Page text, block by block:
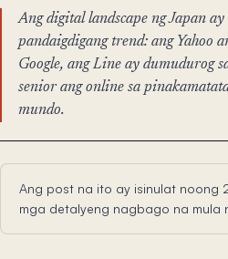
Ang digital landscape ng Japan ay
pandaigdigang trend: ang Yahoo
Google, ang Line ay dumudurog
senior ang online sa
mundo.
Ang post na ito ay isinulat noong
mga detalyeng nagbago na mula